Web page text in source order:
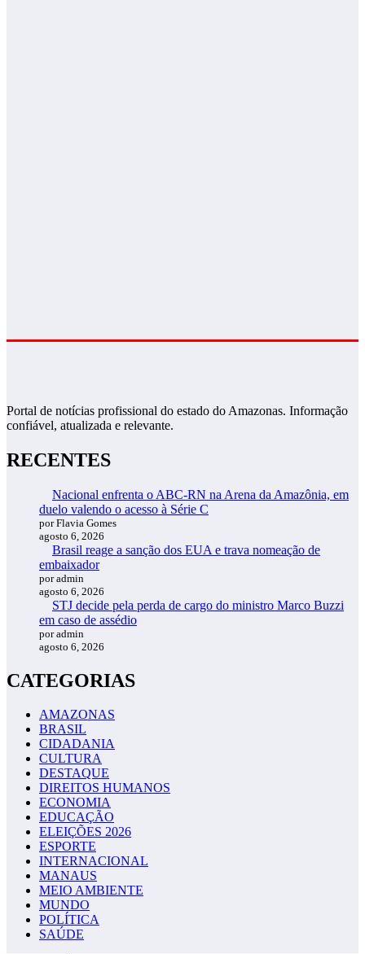
Portal de notícias profissional do estado do Amazonas. Informação
confiável, atualizada e relevante.
RECENTES
Nacional enfrenta o ABC-RN na Arena da Amazônia, em
duelo valendo o acesso à Série C
por Flavia Gomes
agosto 6, 2026
Brasil reage a sanção dos EUA e trava nomeação de
embaixador
por admin
agosto 6, 2026
STJ decide pela perda de cargo do ministro Marco Buzzi
em caso de assédio
por admin
agosto 6, 2026
CATEGORIAS
AMAZONAS
BRASIL
CIDADANIA
CULTURA
DESTAQUE
DIREITOS HUMANOS
ECONOMIA
EDUCAÇÃO
ELEIÇÕES 2026
ESPORTE
INTERNACIONAL
MANAUS
MEIO AMBIENTE
MUNDO
POLÍTICA
SAÚDE